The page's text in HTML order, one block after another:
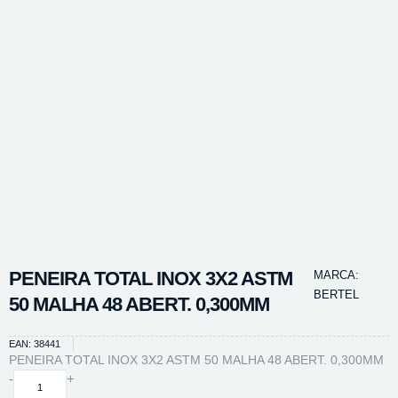
PENEIRA TOTAL INOX 3X2 ASTM
50 MALHA 48 ABERT. 0,300MM
MARCA:
BERTEL
EAN: 38441
PENEIRA TOTAL INOX 3X2 ASTM 50 MALHA 48 ABERT. 0,300MM
-
PENEIRA +